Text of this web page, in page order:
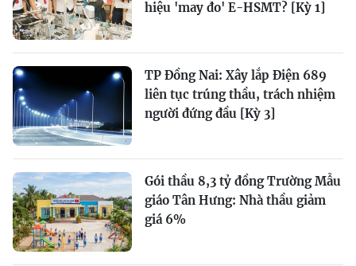
hiệu 'may đo' E-HSMT? [Kỳ 1]
TP Đồng Nai: Xây lắp Điện 689
liên tục trúng thầu, trách nhiệm
người đứng đầu [Kỳ 3]
Gói thầu 8,3 tỷ đồng Trường Mẫu
giáo Tân Hưng: Nhà thầu giảm
giá 6%